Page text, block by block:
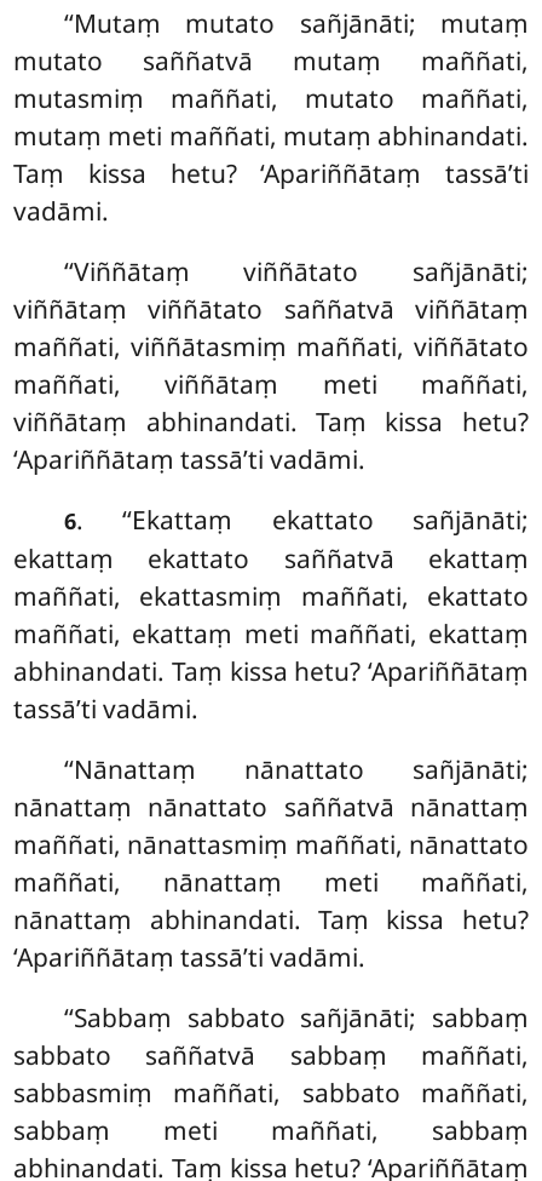
‘‘Mutaṃ mutato sañjānāti; mutaṃ
mutato saññatvā mutaṃ maññati,
mutasmiṃ maññati, mutato maññati,
mutaṃ meti maññati, mutaṃ abhinandati.
Taṃ kissa hetu? ‘Apariññātaṃ tassā’ti
vadāmi.
‘‘Viññātaṃ viññātato sañjānāti;
viññātaṃ viññātato saññatvā viññātaṃ
maññati, viññātasmiṃ maññati, viññātato
maññati, viññātaṃ meti maññati,
viññātaṃ abhinandati. Taṃ kissa hetu?
‘Apariññātaṃ tassā’ti vadāmi.
6. ‘‘Ekattaṃ ekattato sañjānāti;
ekattaṃ ekattato saññatvā ekattaṃ
maññati, ekattasmiṃ maññati, ekattato
maññati, ekattaṃ meti maññati, ekattaṃ
abhinandati. Taṃ kissa hetu? ‘Apariññātaṃ
tassā’ti vadāmi.
‘‘Nānattaṃ nānattato sañjānāti;
nānattaṃ nānattato saññatvā nānattaṃ
maññati, nānattasmiṃ maññati, nānattato
maññati, nānattaṃ meti maññati,
nānattaṃ abhinandati. Taṃ kissa hetu?
‘Apariññātaṃ tassā’ti vadāmi.
‘‘Sabbaṃ sabbato sañjānāti; sabbaṃ
sabbato saññatvā sabbaṃ maññati,
sabbasmiṃ maññati, sabbato maññati,
sabbaṃ meti maññati, sabbaṃ
abhinandati. Taṃ kissa hetu? ‘Apariññātaṃ